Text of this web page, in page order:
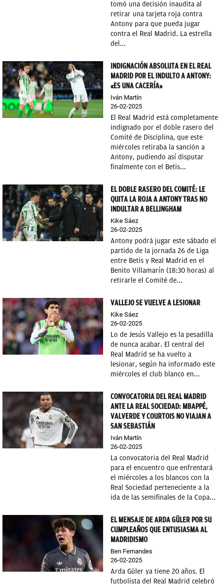
tomó una decisión inaudita al
retirar una tarjeta roja contra
Antony para que pueda jugar
contra el Real Madrid. La estrella
del...
INDIGNACIÓN ABSOLUTA EN EL REAL
MADRID POR EL INDULTO A ANTONY:
«ES UNA CACERÍA»
Iván Martín
26-02-2025
El Real Madrid está completamente
indignado por el doble rasero del
Comité de Disciplina, que este
miércoles retiraba la sanción a
Antony, pudiendo así disputar
finalmente con el Betis...
EL DOBLE RASERO DEL COMITÉ: LE
QUITA LA ROJA A ANTONY TRAS NO
INDULTAR A BELLINGHAM
Kike Sáez
26-02-2025
Antony podrá jugar este sábado el
partido de la jornada 26 de Liga
entre Betis y Real Madrid en el
Benito Villamarín (18:30 horas) al
retirarle el Comité de...
VALLEJO SE VUELVE A LESIONAR
Kike Sáez
26-02-2025
Lo de Jesús Vallejo es la pesadilla
de nunca acabar. El central del
Real Madrid se ha vuelto a
lesionar, según ha informado este
miércoles el club blanco en...
CONVOCATORIA DEL REAL MADRID
ANTE LA REAL SOCIEDAD: MBAPPÉ,
VALVERDE Y COURTOIS NO VIAJAN A
SAN SEBASTIÁN
Iván Martín
26-02-2025
La convocatoria del Real Madrid
para el encuentro que enfrentará
el miércoles a los blancos con la
Real Sociedad perteneciente a la
ida de las semifinales de la Copa...
EL MENSAJE DE ARDA GÜLER POR SU
CUMPLEAÑOS QUE ENTUSIASMA AL
MADRIDISMO
Ben Fernandes
26-02-2025
Arda Güler ya tiene 20 años. El
futbolista del Real Madrid celebró